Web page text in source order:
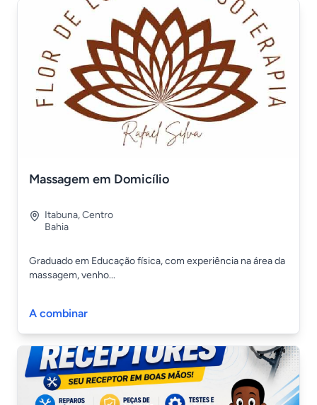
Massagem em Domicílio
Itabuna,Centro
Bahia
Graduado em Educação física, com experiência na área da
massagem, venho...
A combinar